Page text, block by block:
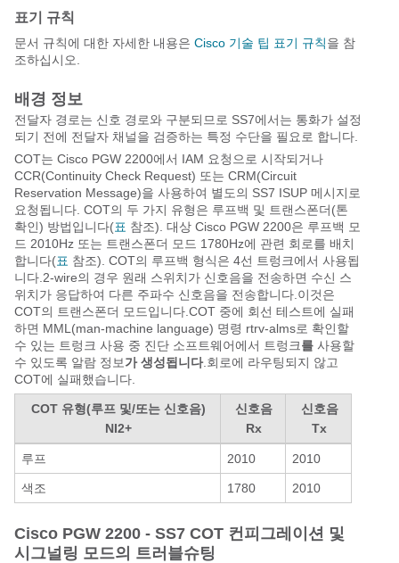
표기 규칙
문서 규칙에 대한 자세한 내용은 Cisco 기술 팁 표기 규칙을 참
조하십시오.
배경 정보
전달자 경로는 신호 경로와 구분되므로 SS7에서는 통화가 설정
되기 전에 전달자 채널을 검증하는 특정 수단을 필요로 합니다.
COT는 Cisco PGW 2200에서 IAM 요청으로 시작되거나
CCR(Continuity Check Request) 또는 CRM(Circuit
Reservation Message)을 사용하여 별도의 SS7 ISUP 메시지로
요청됩니다. COT의 두 가지 유형은 루프백 및 트랜스폰더(톤
확인) 방법입니다(표 참조). 대상 Cisco PGW 2200은 루프백 모
드 2010Hz 또는 트랜스폰더 모드 1780Hz에 관련 회로를 배치
합니다(표 참조). COT의 루프백 형식은 4선 트렁크에서 사용됩
니다.2-wire의 경우 원래 스위치가 신호음을 전송하면 수신 스
위치가 응답하여 다른 주파수 신호음을 전송합니다.이것은
COT의 트랜스폰더 모드입니다.COT 중에 회선 테스트에 실패
하면 MML(man-machine language) 명령 rtrv-alms로 확인할
수 있는 트렁크 사용 중 진단 소프트웨어에서 트렁크를 사용할
수 있도록 알람 정보가 생성됩니다.회로에 라우팅되지 않고
COT에 실패했습니다.
COT 유형(루프 및/또는 신호음)
NI2+
신호음
Rx
신호음
Tx
루프 2010 2010
색조 1780 2010
Cisco PGW 2200 - SS7 COT 컨피그레이션 및
시그널링 모드의 트러블슈팅